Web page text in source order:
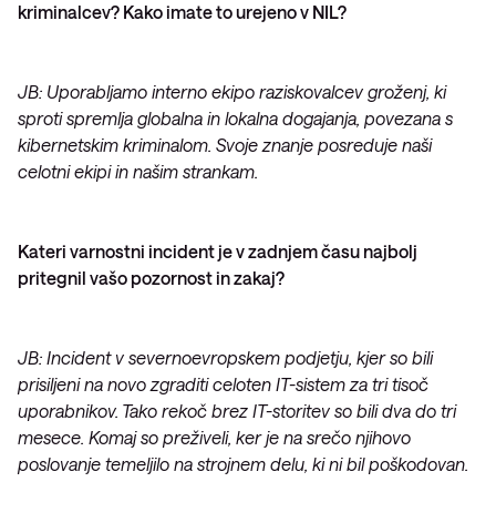
kriminalcev? Kako imate to urejeno v NIL?
JB: Uporabljamo interno ekipo raziskovalcev groženj, ki
sproti spremlja globalna in lokalna dogajanja, povezana s
kibernetskim kriminalom. Svoje znanje posreduje naši
celotni ekipi in našim strankam.
Kateri varnostni incident je v zadnjem času najbolj
pritegnil vašo pozornost in zakaj?
JB: Incident v severnoevropskem podjetju, kjer so bili
prisiljeni na novo zgraditi celoten IT-sistem za tri tisoč
uporabnikov. Tako rekoč brez IT-storitev so bili dva do tri
mesece. Komaj so preživeli, ker je na srečo njihovo
poslovanje temeljilo na strojnem delu, ki ni bil poškodovan.